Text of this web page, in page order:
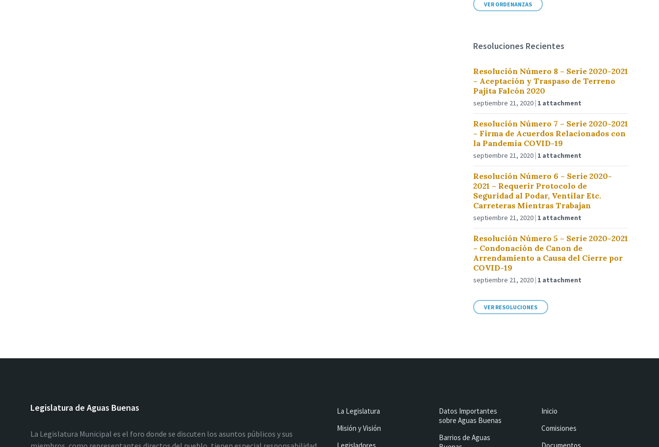
VER ORDENANZAS
Resoluciones Recientes
Resolución Número 8 – Serie 2020-2021
– Aceptación y Traspaso de Terreno
Pajita Falcón 2020
septiembre 21, 2020 1 attachment
Resolución Número 7 – Serie 2020-2021
– Firma de Acuerdos Relacionados con
la Pandemia COVID-19
septiembre 21, 2020 1 attachment
Resolución Número 6 – Serie 2020-
2021 – Requerir Protocolo de
Seguridad al Podar, Ventilar Etc.
Carreteras Mientras Trabajan
septiembre 21, 2020 1 attachment
Resolución Número 5 – Serie 2020-2021
– Condonación de Canon de
Arrendamiento a Causa del Cierre por
COVID-19
septiembre 21, 2020 1 attachment
VER RESOLUCIONES
Legislatura de Aguas Buenas
La Legislatura Municipal es el foro donde se discuten los asuntos públicos y sus
La Legislatura
Misión y Visión
Datos Importantes
sobre Aguas Buenas
Barrios de Aguas
Inicio
Comisiones